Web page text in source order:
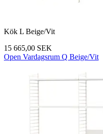
Kök L Beige/Vit
15 665,00 SEK
Open Vardagsrum Q Beige/Vit